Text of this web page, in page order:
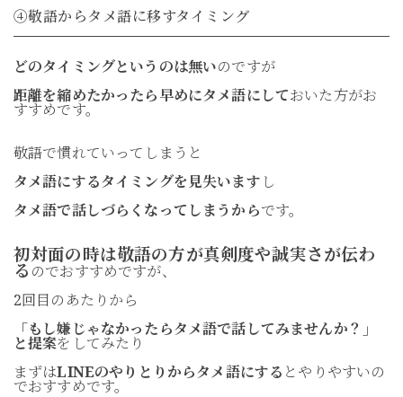
④敬語からタメ語に移すタイミング
どのタイミングというのは無いのですが
距離を縮めたかったら早めにタメ語にしておいた方がお
すすめです。
敬語で慣れていってしまうと
タメ語にするタイミングを見失います し
タメ語で話しづらくなってしまうからです。
初対面の時は敬語の方が真剣度や誠実さが伝わ
るのでおすすめですが、
2回目のあたりから
「もし嫌じゃなかったらタメ語で話してみませんか？」
と提案をしてみたり
まずはLINEのやりとりからタメ語にする とやりやすいの
でおすすめです。